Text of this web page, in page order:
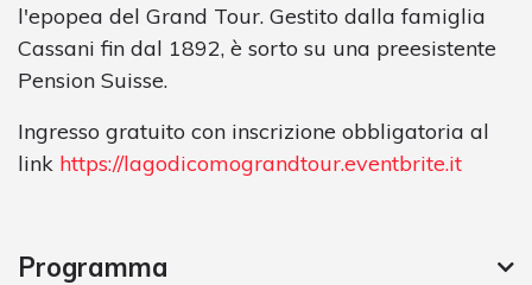
l'epopea del Grand Tour. Gestito dalla famiglia
Cassani fin dal 1892, è sorto su una preesistente
Pension Suisse.
Ingresso gratuito con inscrizione obbligatoria al
link https://lagodicomograndtour.eventbrite.it
Programma